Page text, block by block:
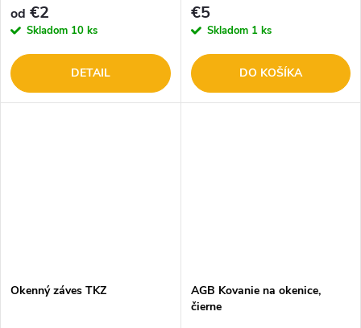
od €2
Skladom 10 ks
DETAIL
€5
Skladom 1 ks
DO KOŠÍKA
Okenný záves TKZ
AGB Kovanie na okenice,
čierne